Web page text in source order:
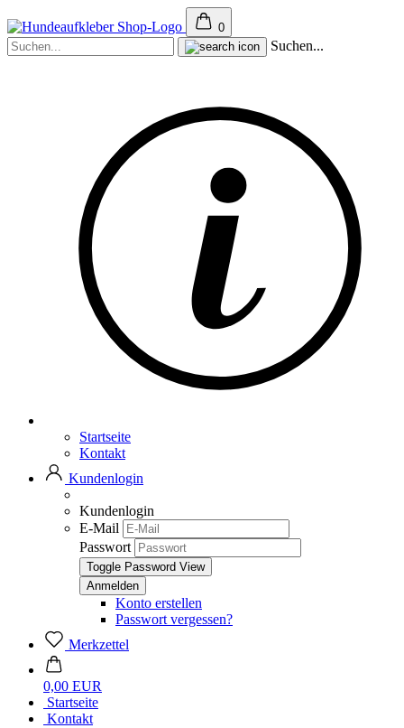
0
Suchen...
Startseite
Kontakt
Kundenlogin
Kundenlogin
E-Mail
Passwort
Toggle Password View
Konto erstellen
Passwort vergessen?
Merkzettel
0,00 EUR
Startseite
Kontakt